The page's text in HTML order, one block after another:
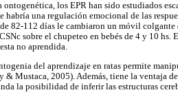
ontogenética, los EPR han sido estudiados
habría una regulación emocional de las
82-112 días le cambiaron un móvil
sobre el chupeteo en bebés de 4 y 10
no aprendida.
del aprendizaje en ratas permite
& Mustaca, 2005). Además, tiene la ventaja
la posibilidad de inferir las estructuras